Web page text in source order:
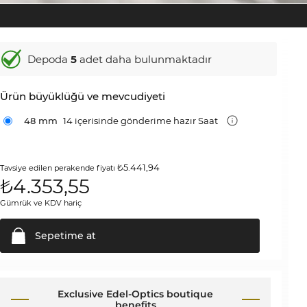
Depoda5 adet daha bulunmaktadır
Ürün büyüklüğü ve mevcudiyeti
48 mm14 içerisinde gönderime hazır Saat
Tavsiye edilen perakende fiyatı₺5.441,94
₺4.353,55
Gümrük ve KDV hariç
Sepetime at
Exclusive Edel-Optics boutique